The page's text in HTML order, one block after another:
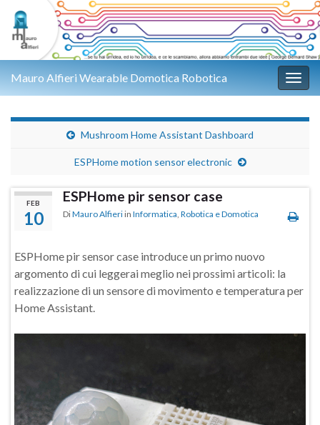
Mauro Alfieri Wearable Domotica Robotica
Mushroom Home Assistant Dashboard
ESPHome motion sensor electronic
FEB
10
ESPHome pir sensor case
DiMauro Alfieri in Informatica, Robotica e Domotica
ESPHome pir sensor case introduce un primo nuovo
argomento di cui leggerai meglio nei prossimi articoli: la
realizzazione di un sensore di movimento e temperatura per
Home Assistant.